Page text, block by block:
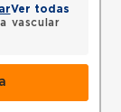
Ver todas
vascular